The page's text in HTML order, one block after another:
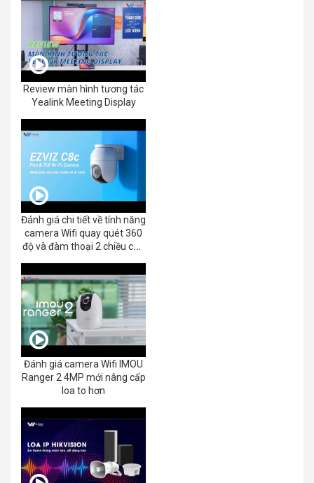
Review màn hình tương tác
Yealink Meeting Display
Đánh giá chi tiết về tính năng
camera Wifi quay quét 360
độ và đàm thoại 2 chiều của
Đánh giá camera Wifi IMOU
Ranger 2 4MP mới nâng cấp
loa to hơn